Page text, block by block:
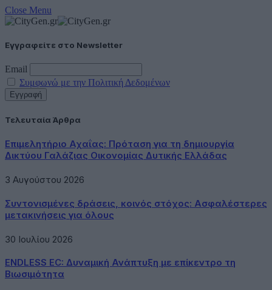
Close Menu
Εγγραφείτε στο Newsletter
Email
Συμφωνώ με την Πολιτική Δεδομένων
Τελευταία Άρθρα
Επιμελητήριο Αχαΐας: Πρόταση για τη δημιουργία
Δικτύου Γαλάζιας Οικονομίας Δυτικής Ελλάδας
3 Αυγούστου 2026
Συντονισμένες δράσεις, κοινός στόχος: Ασφαλέστερες
μετακινήσεις για όλους
30 Ιουλίου 2026
ENDLESS EC: Δυναμική Ανάπτυξη με επίκεντρο τη
Βιωσιμότητα